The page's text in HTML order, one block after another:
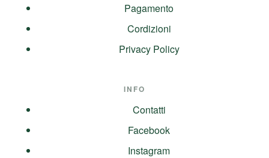
Pagamento
Cordizioni
Privacy Policy
INFO
Contatti
Facebook
Instagram